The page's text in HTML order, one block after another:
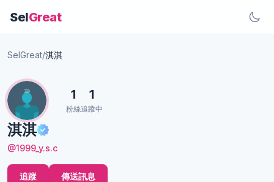
SelGreat
SelGreat/淇淇
淇淇
@1999_y.s.c
1
粉絲
1
追蹤中
追蹤 傳送訊息